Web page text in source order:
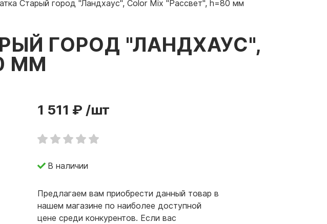
Старый город "Ландхаус", Color Mix "Рассвет", h=80 мм
ГОРОД "ЛАНДХАУС",
ММ
1 511 ₽ /шт
В наличии
Предлагаем вам приобрести данный товар в
нашем магазине по наиболее доступной
цене среди конкурентов. Если вас